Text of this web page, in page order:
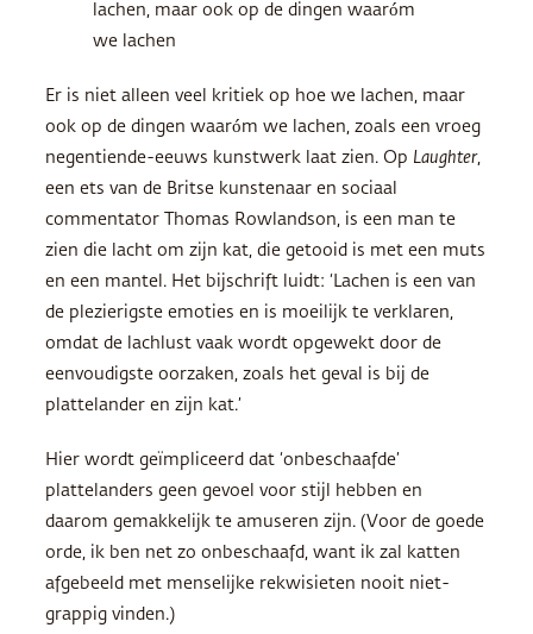
lachen, maar ook op de dingen waaróm
we lachen
Er is niet alleen veel kritiek op hoe we lachen, maar
ook op de dingen waaróm we lachen, zoals een vroeg
negentiende-eeuws kunstwerk laat zien. Op Laughter,
een ets van de Britse kunstenaar en sociaal
commentator Thomas Rowlandson, is een man te
zien die lacht om zijn kat, die getooid is met een muts
en een mantel. Het bijschrift luidt: ‘Lachen is een van
de plezierigste emoties en is moeilijk te verklaren,
omdat de lachlust vaak wordt opgewekt door de
eenvoudigste oorzaken, zoals het geval is bij de
plattelander en zijn kat.’
Hier wordt geïmpliceerd dat ‘onbeschaafde’
plattelanders geen gevoel voor stijl hebben en
daarom gemakkelijk te amuseren zijn. (Voor de goede
orde, ik ben net zo onbeschaafd, want ik zal katten
afgebeeld met menselijke rekwisieten nooit niet-
grappig vinden.)